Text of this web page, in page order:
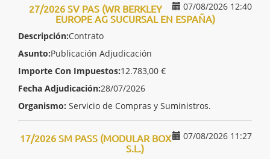
07/08/2026 12:40
27/2026 SV PAS (WR BERKLEY
EUROPE AG SUCURSAL EN ESPAÑA)
Descripción:Contrato
Asunto:Publicación Adjudicación
Importe Con Impuestos:12.783,00 €
Fecha Adjudicación:28/07/2026
Organismo: Servicio de Compras y Suministros.
07/08/2026 11:27
17/2026 SM PASS (MODULAR BOX
S.L.)